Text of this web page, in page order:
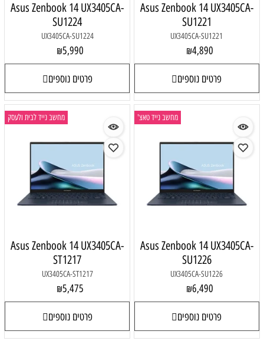
Asus Zenbook 14 UX3405CA-
SU1221
UX3405CA-SU1221
₪4,890
פרטים נוספים
Asus Zenbook 14 UX3405CA-
SU1224
UX3405CA-SU1224
₪5,990
פרטים נוספים
מחשב נייד טאצ'
Asus Zenbook 14 UX3405CA-
SU1226
UX3405CA-SU1226
₪6,490
פרטים נוספים
מחשב נייד לבית ולעסק
Asus Zenbook 14 UX3405CA-
ST1217
UX3405CA-ST1217
₪5,475
פרטים נוספים